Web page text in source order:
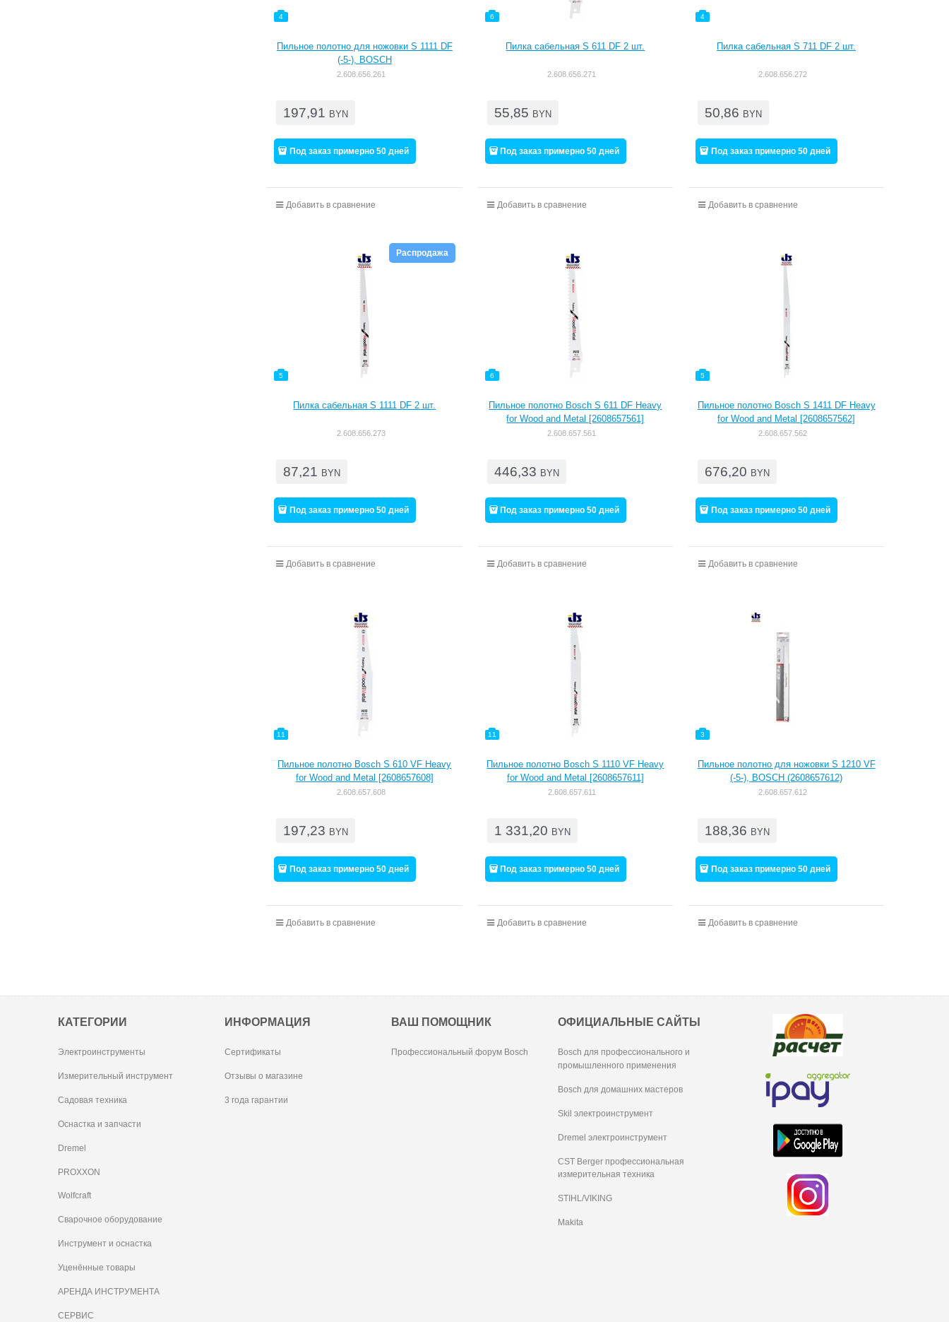
4
Пильное полотно для ножовки S 1111 DF
(-5-), BOSCH
2.608.656.261
197,91 BYN
Под заказ примерно 50 дней
Добавить в сравнение
6
Пилка сабельная S 611 DF 2 шт.
2.608.656.271
55,85 BYN
Под заказ примерно 50 дней
Добавить в сравнение
4
Пилка сабельная S 711 DF 2 шт.
2.608.656.272
50,86 BYN
Под заказ примерно 50 дней
Добавить в сравнение
5
Пилка сабельная S 1111 DF 2 шт.
2.608.656.273
Распродажа
87,21 BYN
Под заказ примерно 50 дней
Добавить в сравнение
6
Пильное полотно Bosch S 611 DF Heavy
for Wood and Metal [2608657561]
2.608.657.561
446,33 BYN
Под заказ примерно 50 дней
Добавить в сравнение
5
Пильное полотно Bosch S 1411 DF Heavy
for Wood and Metal [2608657562]
2.608.657.562
676,20 BYN
Под заказ примерно 50 дней
Добавить в сравнение
11
Пильное полотно Bosch S 610 VF Heavy
for Wood and Metal [2608657608]
2.608.657.608
197,23 BYN
Под заказ примерно 50 дней
Добавить в сравнение
11
Пильное полотно Bosch S 1110 VF Heavy
for Wood and Metal [2608657611]
2.608.657.611
1 331,20 BYN
Под заказ примерно 50 дней
Добавить в сравнение
3
Пильное полотно для ножовки S 1210 VF
(-5-), BOSCH (2608657612)
2.608.657.612
188,36 BYN
Под заказ примерно 50 дней
Добавить в сравнение
КАТЕГОРИИ
Электроинструменты
Измерительный инструмент
Садовая техника
Оснастка и запчасти
Dremel
PROXXON
Wolfcraft
Сварочное оборудование
Инструмент и оснастка
Уценённые товары
АРЕНДА ИНСТРУМЕНТА
СЕРВИС
ИНФОРМАЦИЯ
Сертификаты
Отзывы о магазине
3 года гарантии
ВАШ ПОМОЩНИК
Профессиональный форум Bosch
ОФИЦИАЛЬНЫЕ САЙТЫ
Bosch для профессионального и
промышленного применения
Bosch для домашних мастеров
Skil электроинструмент
Dremel электроинструмент
CST Berger профессиональная
измерительная техника
STIHL/VIKING
Makita